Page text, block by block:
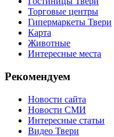
Торговые центры
Гипермаркеты Твери
Карта
Животные
Интересные места
Рекомендуем
Новости сайта
Новости СМИ
Интересные статьи
Видео Твери